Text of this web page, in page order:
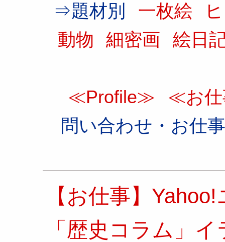
⇒題材別
一枚絵
動物
細密画 絵日
≪Profile≫
≪お
問い合わせ・お仕
【お仕事】
「歴史コラム」